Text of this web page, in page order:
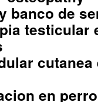
banco de
testicular
cutanea
en